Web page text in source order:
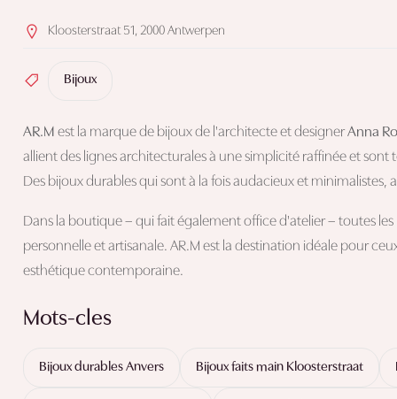
Kloosterstraat 51, 2000 Antwerpen
Bijoux
AR.M est la marque de bijoux de l'architecte et designerAnna
allient des lignes architecturales à une simplicité raffinée et sont
Des bijoux durables qui sont à la fois audacieux et
Dans la boutique – qui fait également office d'atelier – toutes
personnelle et artisanale. AR.M est la destination idéale pour
esthétique contemporaine.
Mots-cles
Bijoux durables Anvers Bijoux faits main Kloosterstraat